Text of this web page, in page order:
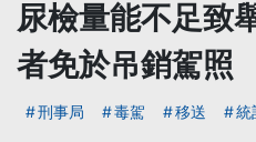
尿檢量能不足致
者免於吊銷駕照
刑事局 毒駕 移送 統